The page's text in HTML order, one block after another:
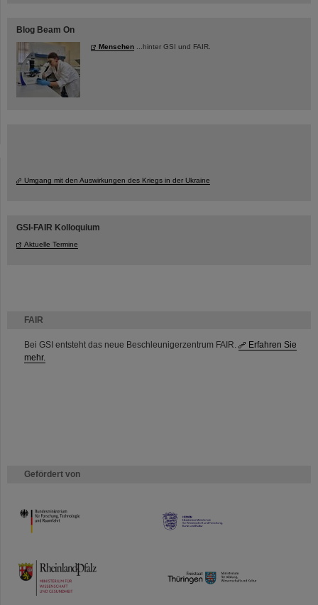
FAIR
Bei GSI entsteht das neue Beschleunigerzentrum FAIR.
Erfahren Sie
mehr.
Gefördert von
HMWK
TMWWDG
Blog Beam On
Menschen ...hinter GSI und FAIR.
Umgang mit den Auswirkungen des Kriegs in der Ukraine
GSI-FAIR Kolloquium
Aktuelle Termine